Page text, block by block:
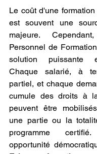
Le coût d'une
est souvent une
majeure.
Personnel de
solution puissante
Chaque salarié, à
partiel, et chaque
cumule des droits à
peuvent être
une partie ou la
programme